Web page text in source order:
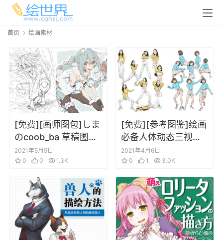
首页 绘画素材
[免费][画师图包]しま
のcoob_ba 草稿图片
包 202105
2021年5月5日
0
0 1.3K
[免费][参考图鉴]绘画
必备人体动态三视图
线稿参考图
2021年4月6日
0
1 3.0K